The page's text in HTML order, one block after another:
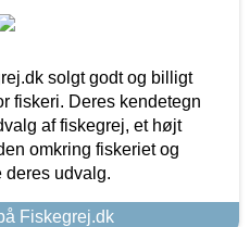
solgt godt og billigt
fiskeri. Deres kendetegn
af fiskegrej, et højt
omkring fiskeriet og
deres udvalg.
Fiskegrej.dk